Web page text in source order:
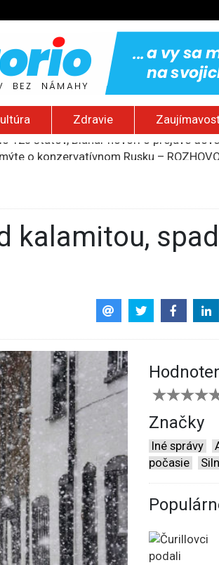
Zdravie
o konzervatívnom Rusku –
postihla blokáda prístavov
Značky
Iné správy
počasie